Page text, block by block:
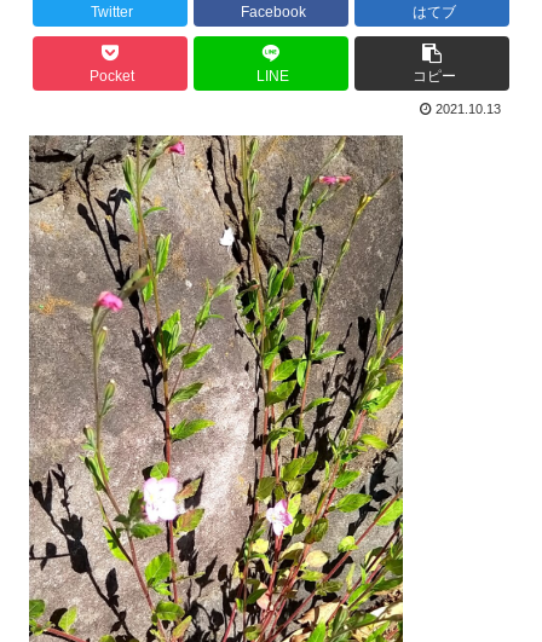
Twitter Facebook はてブ
Pocket LINE コピー
2021.10.13